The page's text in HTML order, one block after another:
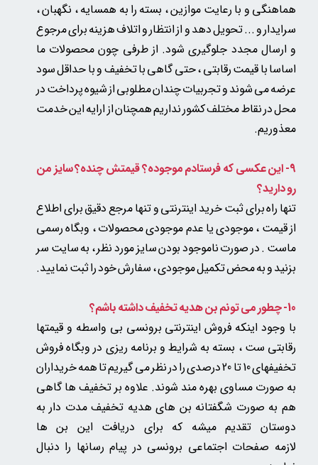
هماهنگی و با رعایت موازین ، بسته را به همسایه ، نگهبان ،
سرایدار و ... تحویل دهد و از انتظار و اتلاف هزینه برای مرجوع
و ارسال مجدد جلوگیری شود. از طرفی چون محصولات ما
اساسا با قیمت رقابتی ، حتی گاهی با تخفیف و با حداقل سود
عرضه می شوند و تجربیات چندان مطلوبی از شیوه پرداخت در
محل در نقاط مختلف کشور نداریم همچنان از ارایه این خدمت
معذوریم.
9- این عکسی که فرستادم موجوده؟ قیمتش چنده؟ سایز من
رو دارید؟
تنها راه برای ثبت خرید اینترنتی و تنها مرجع دقیق برای اطلاع
از قیمت ، موجودی یا عدم موجودی محصولات ، وبگاه رسمی
ماست . در صورت ناموجود بودن سایز مورد نظر ، به سایت سر
بزنید و به محض تکمیل موجودی ، سفارش خود را ثبت نمایید.
10- چطور می تونم بن هدیه تخفیف داشته باشم؟
با وجود اینکه فروش اینترنتی برونسی بی واسطه و قیمتها
رقابتی ست ، بسته به شرایط و برنامه ریزی در وبگاه فروش
تخفیفهای 10 تا 20 درصدی را در نظر می گیریم تا همه خریداران
به صورت مساوی بهره مند شوند. علاوه بر تخفیف ها گاهی
هم به صورت شگفتانه بن های هدیه تخفیف مدت دار به
دوستان تقدیم میشه که برای دریافت این بن ها
لازمه صفحات اجتماعی برونسی در پیام رسانها را دنبال